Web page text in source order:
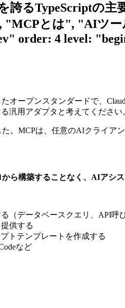
誇るTypeScriptの
とは", "AIツー
order: 4 level:
オープンスタンダードで、
汎用アダプタと考えてください
。MCPは、任意のAIクライア
ら構築することなく、AIアシ
データベースクエリ、API呼
供する
トテンプレートを作成する
など